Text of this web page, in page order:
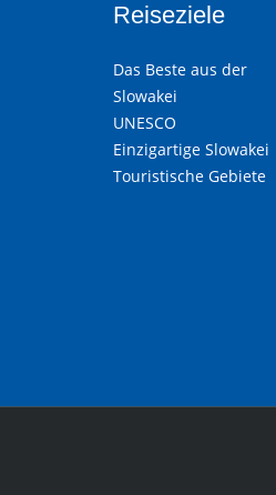
Reiseziele
Das Beste aus der
Slowakei
UNESCO
Einzigartige Slowakei
Touristische Gebiete